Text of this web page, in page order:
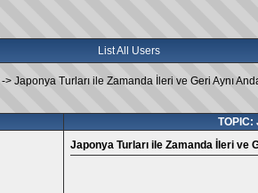
List All Users
-> Japonya Turları ile Zamanda İleri ve Geri Aynı
TOPIC:
Japonya Turları ile Zamanda İleri ve